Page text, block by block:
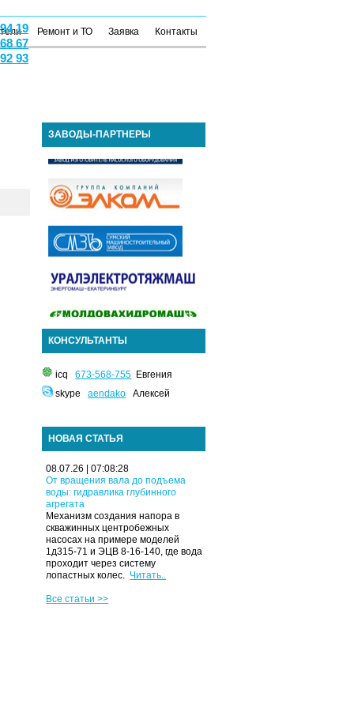
19
67
93
Ремонт и ТО Заявка Контакты
ЗАВОДЫ-ПАРТНЕРЫ
КОНСУЛЬТАНТЫ
icq673-568-755 Евгения
skypeaendako Алексей
НОВАЯ СТАТЬЯ
08.07.26 | 07:08:28
От вращения вала до подъема
воды: гидравлика глубинного
агрегата
Механизм создания напора в
скважинных центробежных
насосах на примере моделей
1д315-71 и ЭЦВ 8-16-140, где вода
проходит через систему
лопастных колес. Читать..
Все статьи >>